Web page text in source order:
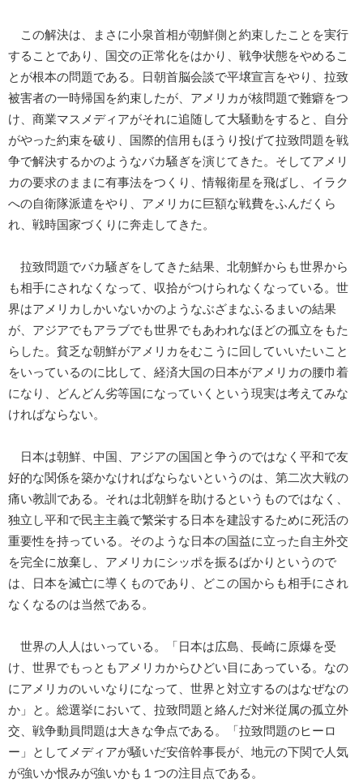
この解決は、まさに小泉首相が朝鮮側と約束したことを実行
することであり、国交の正常化をはかり、戦争状態をやめるこ
とが根本の問題である。日朝首脳会談で平壌宣言をやり、拉致
被害者の一時帰国を約束したが、アメリカが核問題で難癖をつ
け、商業マスメディアがそれに追随して大騒動をすると、自分
がやった約束を破り、国際的信用もほうり投げて拉致問題を戦
争で解決するかのようなバカ騒ぎを演じてきた。そしてアメリ
カの要求のままに有事法をつくり、情報衛星を飛ばし、イラク
への自衛隊派遣をやり、アメリカに巨額な戦費をふんだくら
れ、戦時国家づくりに奔走してきた。
拉致問題でバカ騒ぎをしてきた結果、北朝鮮からも世界から
も相手にされなくなって、収拾がつけられなくなっている。世
界はアメリカしかいないかのようなぶざまなふるまいの結果
が、アジアでもアラブでも世界でもあわれなほどの孤立をもた
らした。貧乏な朝鮮がアメリカをむこうに回していいたいこと
をいっているのに比して、経済大国の日本がアメリカの腰巾着
になり、どんどん劣等国になっていくという現実は考えてみな
ければならない。
日本は朝鮮、中国、アジアの国国と争うのではなく平和で友
好的な関係を築かなければならないというのは、第二次大戦の
痛い教訓である。それは北朝鮮を助けるというものではなく、
独立し平和で民主主義で繁栄する日本を建設するために死活の
重要性を持っている。そのような日本の国益に立った自主外交
を完全に放棄し、アメリカにシッポを振るばかりというので
は、日本を滅亡に導くものであり、どこの国からも相手にされ
なくなるのは当然である。
世界の人人はいっている。「日本は広島、長崎に原爆を受
け、世界でもっともアメリカからひどい目にあっている。なの
にアメリカのいいなりになって、世界と対立するのはなぜなの
か」と。総選挙において、拉致問題と絡んだ対米従属の孤立外
交、戦争動員問題は大きな争点である。「拉致問題のヒーロ
ー」としてメディアが騒いだ安倍幹事長が、地元の下関で人気
が強いか恨みが強いかも１つの注目点である。